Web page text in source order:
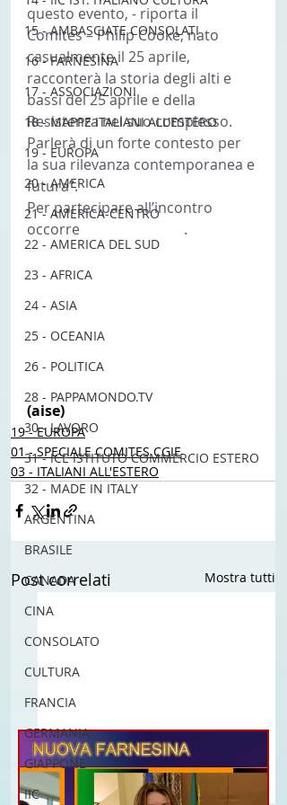
15 - AMBASCIATE CONSOLATI
16 - FARNESINA
17 - ASSOCIAZIONI
18 - MAPPE ITALIANI ALL'ESTERO
19 - EUROPA
20 - AMERICA
21 - AMERICA-CENTRO
22 - AMERICA DEL SUD
23 - AFRICA
24 - ASIA
25 - OCEANIA
26 - POLITICA
28 - PAPPAMONDO.TV
30 - LAVORO
31 - ICE ISTITUTO COMMERCIO ESTERO
32 - MADE IN ITALY
ARGENTINA
BRASILE
CANADA
CINA
CONSOLATO
CULTURA
FRANCIA
GERMANIA
GIAPPONE
IIC
questo evento, - riporta il
Comites – Philip Cooke, nato
casualmente il 25 aprile,
racconterà la storia degli alti e
bassi del 25 aprile e della
Resistenza nel suo complesso.
Parlerà di un forte contesto per
la sua rilevanza contemporanea e
futura”.
Per partecipare all’incontro
occorre
.
(aise)
19 - EUROPA
01 - SPECIALE COMITES CGIE
03 - ITALIANI ALL'ESTERO
Post correlati Mostra tutti